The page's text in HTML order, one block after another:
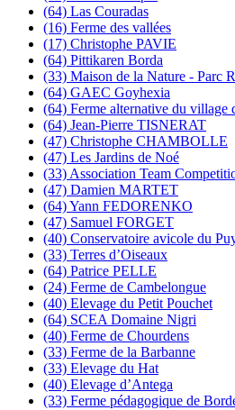
(64) Las Couradas
(16) Ferme des vallées
(17) Christophe PAVIE
(64) Pittikaren Borda
(33) Maison de la Nature - Parc
(64) GAEC Goyhexia
(64) Ferme alternative du village
(64) Jean-Pierre TISNERAT
(47) Christophe CHAMBOLLE
(47) Les Jardins de Noé
(33) Association Team
(47) Damien MARTET
(64) Yann FEDORENKO
(47) Samuel FORGET
(40) Conservatoire avicole du
(33) Terres d’Oiseaux
(64) Patrice PELLE
(24) Ferme de Cambelongue
(40) Elevage du Petit Pouchet
(64) SCEA Domaine Nigri
(40) Ferme de Chourdens
(33) Ferme de la Barbanne
(33) Elevage du Hat
(40) Elevage d’Antega
(33) Ferme pédagogique de